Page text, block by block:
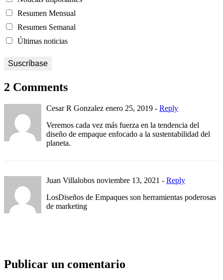
Resumen Mensual
Resumen Semanal
Últimas noticias
2 Comments
Cesar R Gonzalez enero 25, 2019 - Reply
Veremos cada vez más fuerza en la tendencia del
diseño de empaque enfocado a la sustentabilidad del
planeta.
Juan Villalobos noviembre 13, 2021 - Reply
LosDiseños de Empaques son herramientas poderosas
de marketing
Publicar un comentario